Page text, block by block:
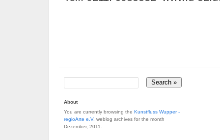
About
You are currently browsing the Kunstfluss Wupper -
regioArte e.V. weblog archives for the month
Dezember, 2011.